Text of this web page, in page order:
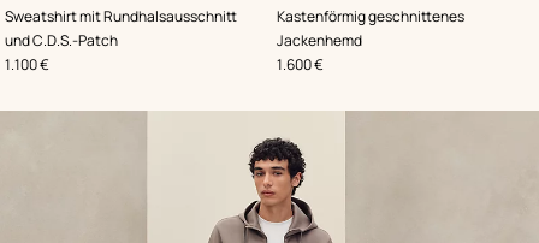
Sweatshirt mit Rundhalsausschnitt
und C.D.S.-Patch
,Farbe:
Beige/Natur
,Preis
1.100 €
Kastenförmig geschnittenes
Jackenhemd
,Farbe:
Rot
,Preis
1.600 €